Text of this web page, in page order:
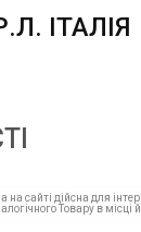
ІТАЛІЯ
на сайті дійсна для
Товару в місці